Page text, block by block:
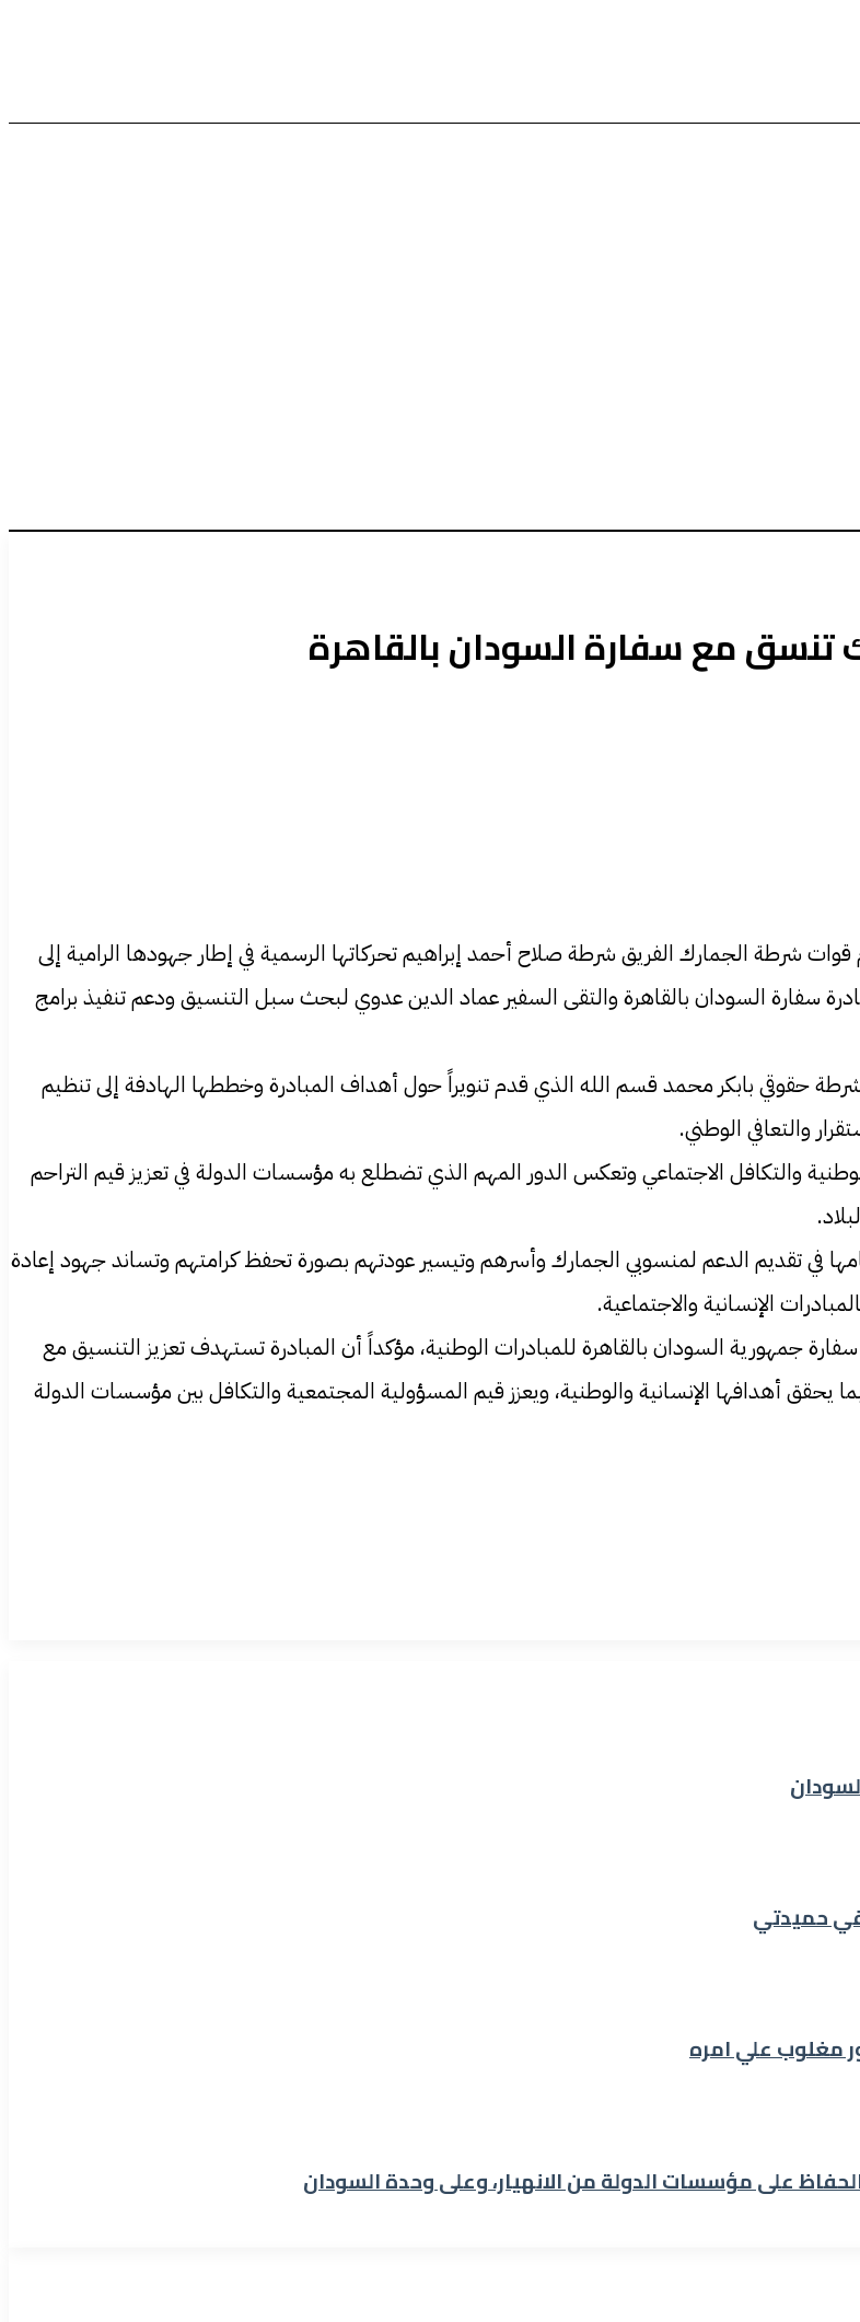
تنسق مع سفارة السودان بالقاهرة
شرطة الجمارك الفريق شرطة صلاح أحمد إبراهيم تحركاتها الرسمية في إطار جهودها الرامية إلى
سفارة السودان بالقاهرة والتقى السفير عماد الدين عدوي لبحث سبل التنسيق ودعم تنفيذ برامج
حقوقي بابكر محمد قسم الله الذي قدم تنويراً حول أهداف المبادرة وخططها الهادفة إلى تنظيم
والتعافي الوطني.
والتكافل الاجتماعي وتعكس الدور المهم الذي تضطلع به مؤسسات الدولة في تعزيز قيم التراحم
في تقديم الدعم لمنسوبي الجمارك وأسرهم وتيسير عودتهم بصورة تحفظ كرامتهم وتساند جهود إعادة
الإنسانية والاجتماعية.
جمهورية السودان بالقاهرة للمبادرات الوطنية، مؤكداً أن المبادرة تستهدف تعزيز التنسيق مع
يحقق أهدافها الإنسانية والوطنية، ويعزز قيم المسؤولية المجتمعية والتكافل بين مؤسسات الدولة
حميدتي
مغلوب علي امره
على مؤسسات الدولة من الانهيار، وعلى وحدة السودان